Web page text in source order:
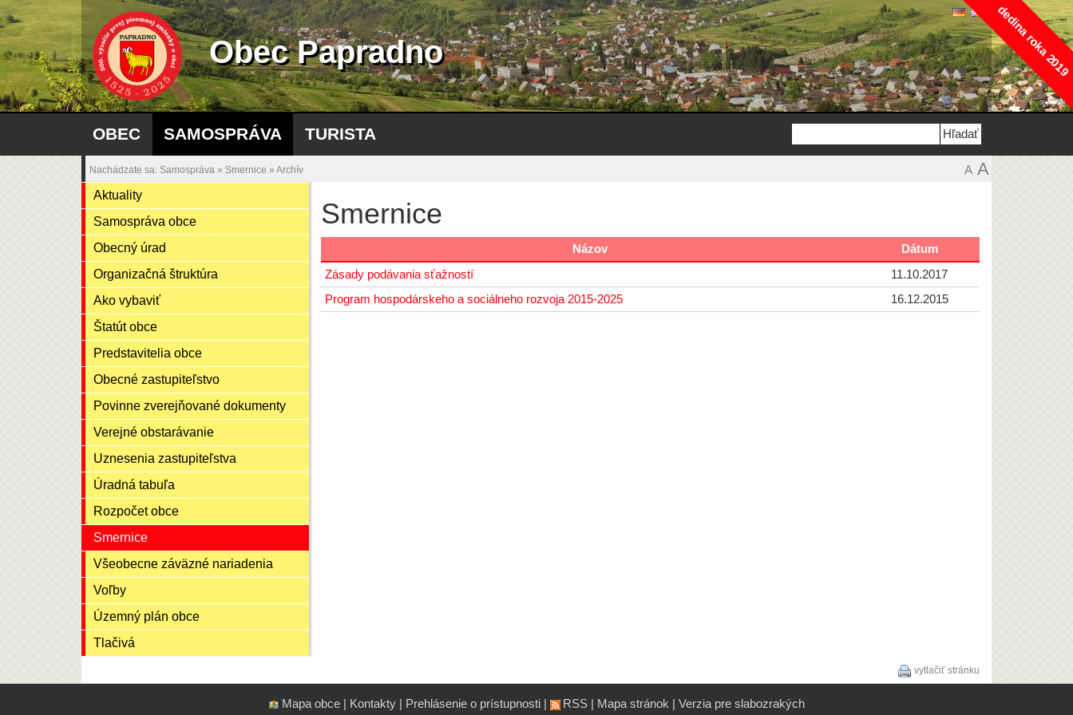
Obec Papradno
OBEC SAMOSPRÁVA TURISTA
Nachádzate sa: Samospráva » Smernice » Archív A
A
Aktuality
Samospráva obce
Obecný úrad
Organizačná štruktúra
Ako vybaviť
Štatút obce
Predstavitelia obce
Obecné zastupiteľstvo
Povinne zverejňované dokumenty
Verejné obstarávanie
Uznesenia zastupiteľstva
Úradná tabuľa
Rozpočet obce
Smernice
Všeobecne záväzné nariadenia
Voľby
Územný plán obce
Tlačivá
Smernice
Názov
Dátum
Zásady podávania sťažností
11.10.2017
Program hospodárskeho a sociálneho rozvoja 2015-2025
16.12.2015
vytlačiť stránku
Mapa obce| Kontakty| Prehlásenie o prístupnosti| RSS| Mapa stránok
Verzia pre slabozrakých
dedina roka 2019